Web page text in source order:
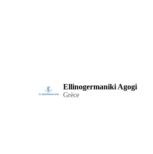
Ellinogermaniki Agogi
Grèce